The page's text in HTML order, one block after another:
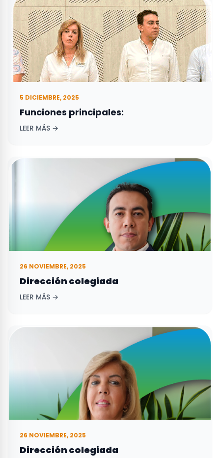
5 DICIEMBRE, 2025
Funciones principales:
LEER MÁS →
26 NOVIEMBRE, 2025
Dirección colegiada
LEER MÁS →
26 NOVIEMBRE, 2025
Dirección colegiada